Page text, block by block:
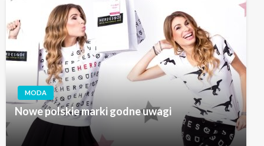
MODA
Nowe polskie marki godne uwagi